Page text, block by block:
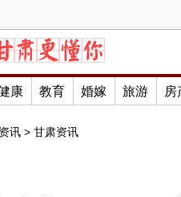
康 教育 婚嫁 旅游 房
讯 > 甘肃资讯